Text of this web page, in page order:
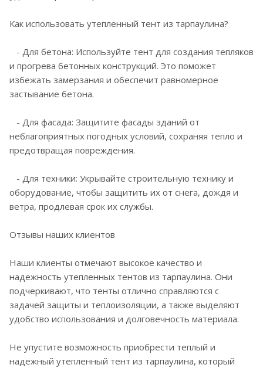
Как использовать утепленный тент из тарпаулина?
- Для бетона: Используйте тент для создания тепляков
и прогрева бетонных конструкций. Это поможет
избежать замерзания и обеспечит равномерное
застывание бетона.
- Для фасада: Защитите фасады зданий от
неблагоприятных погодных условий, сохраняя тепло и
предотвращая повреждения.
- Для техники: Укрывайте строительную технику и
оборудование, чтобы защитить их от снега, дождя и
ветра, продлевая срок их службы.
Отзывы наших клиентов
Наши клиенты отмечают высокое качество и
надежность утепленных тентов из тарпаулина. Они
подчеркивают, что тенты отлично справляются с
задачей защиты и теплоизоляции, а также выделяют
удобство использования и долговечность материала.
Не упустите возможность приобрести теплый и
надежный утепленный тент из тарпаулина, который